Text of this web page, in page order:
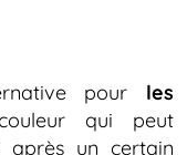
pour les
qui peut
après un certain